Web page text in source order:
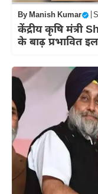
ByManish Kumar
केंद्रीय कृषि मंत्री
के बाढ़ प्रभावित